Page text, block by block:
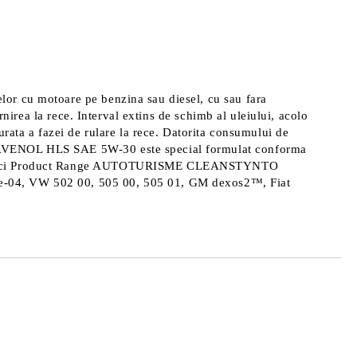
cu motoare pe benzina sau diesel, cu sau fara
la rece. Interval extins de schimb al uleiului, acolo
a fazei de rulare la rece. Datorita consumului de
HLS SAE 5W-30 este special formulat conforma
Product Range AUTOTURISME CLEANSTYNTO
04, VW 502 00, 505 00, 505 01, GM dexos2™, Fiat